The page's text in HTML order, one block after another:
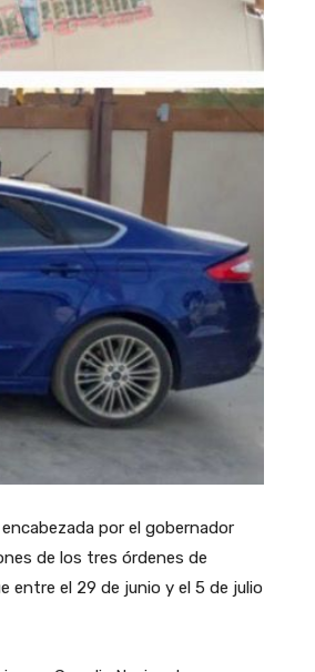
por el gobernador
de los tres órdenes de
entre el 29 de junio y el 5 de julio